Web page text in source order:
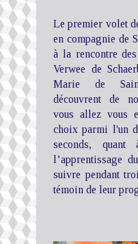
Le premier volet
en compagnie de
à la rencontre
Verwee de
Marie de
découvrent de
vous allez vous
choix parmi l'un
seconds,
l’apprentissage
suivre pendant
témoin de leur